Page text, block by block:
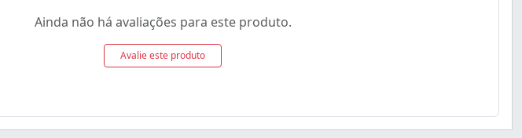
Ainda não há avaliações para este produto.
Avalie este produto